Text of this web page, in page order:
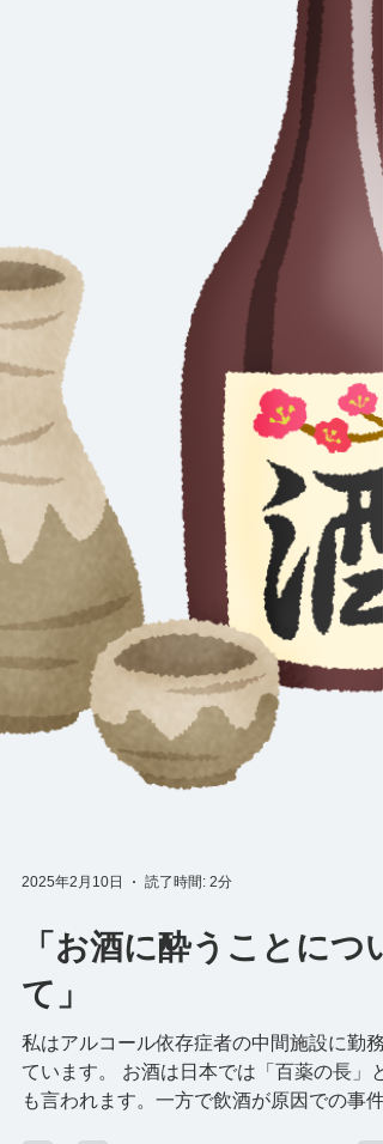
2025年2月10日 読了時間: 2分